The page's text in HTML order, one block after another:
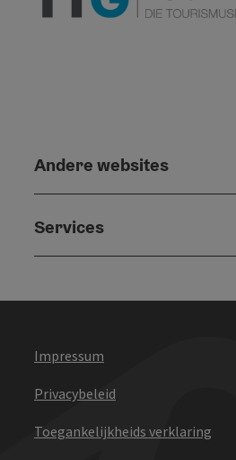
Andere websites
Services
Impressum
Privacybeleid
Toegankelijkheids verklaring